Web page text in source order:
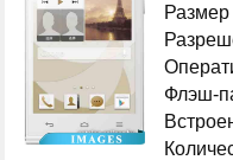
Размер
Флэш-